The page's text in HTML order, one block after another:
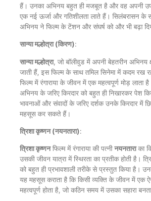
हैं। उनका अभिनय बहुत ही मजबूत है और वह अपनी
एक नई ऊर्जा और गतिशीलता लाते हैं। सिलंबरासन के
अभिनय ने फिल्म के टेंशन और संघर्ष को और भी बढ़ा
सान्या मल्होत्रा (किरण):
सान्या मल्होत्रा, जो बॉलीवुड में अपनी बेहतरीन अभिनय
जाती हैं, इस फिल्म के साथ तमिल सिनेमा में कदम रख
फिल्म में रंगाराया के जीवन में एक महत्वपूर्ण मोड़ लाता
अभिनय के जरिए किरदार को बहुत ही निखारकर पेश
भावनाओं और संवादों के जरिए दर्शक उनके किरदार में
महसूस कर सकते हैं।
त्रिशा कृष्णन (नयनतारा):
त्रिशा कृष्णनफिल्म में रंगाराया की पत्नी नयनताराका
उसकी जीवन यात्रा में स्थिरता का प्रतीक होती है।
को बहुत ही प्रभावशाली तरीके से प्रस्तुत किया है।
यह महसूस कराता है कि किसी व्यक्ति के जीवन में एक
महत्वपूर्ण होता है, जो कठिन समय में उसका सहारा